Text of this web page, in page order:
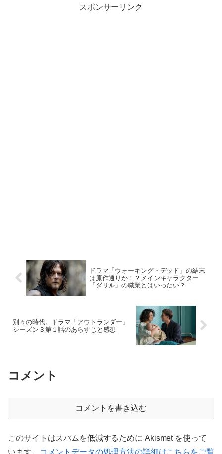
スポンサーリンク
ドラマ「ウォーキング・デッド」の結末
は原作通りか！？メインキャラクター
「ダリル」の職業とはいったい？
別々の時代。ドラマ「アウトランダー」
シーズン３第１話のあらすじと感想
コメント
コメントを書き込む
このサイトはスパムを低減するために Akismet を使って
います。
コメントデータの処理方法の詳細はこちらをご覧